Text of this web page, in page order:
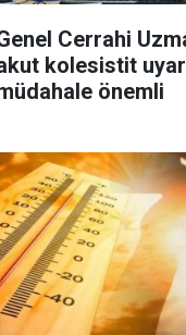
Cerrahi
kolesistit
önemli